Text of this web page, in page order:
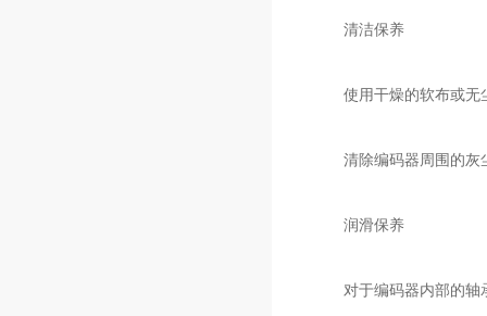
清洁保养
使用干燥的软布或无尘
清除编码器周围的灰
润滑保养
对于编码器内部的轴